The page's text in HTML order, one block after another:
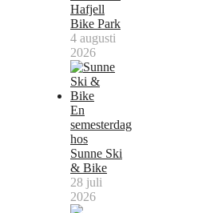
Hafjell
Bike Park
4 augusti
2026
En
semesterdag
hos
Sunne Ski
& Bike
28 juli
2026